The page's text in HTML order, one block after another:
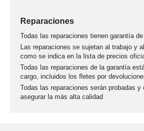
Reparaciones
Todas las reparaciones tienen garantía
Las reparaciones se sujetan al trabajo y
como se indica en la lista de precios
Todas las reparaciones de la garantía
cargo, incluidos los fletes por
Todas las reparaciones serán probadas y
asegurar la más alta calidad